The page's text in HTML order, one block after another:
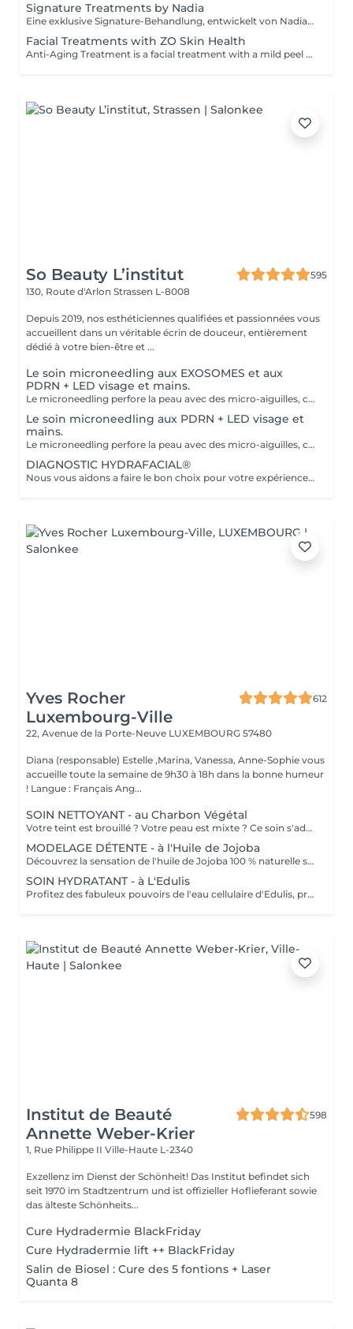
Signature Treatments by Nadia
Eine exklusive Signature-Behandlung, entwickelt von Nadia, unserer Kosmetikerin, speziell für die empfindliche Augen- und Hals-/Dekolletépartie. Sie spendet intensive Feuchtigkeit und verbessert die Elastizität der Haut, wodurch Festigkeit, Geschmeidigkeit und ein sichtbar frischeres, revitalisiertes Hautbild gefördert werden. Die Behandlung hilft, das Erscheinungsbild feiner Linien zu reduzieren, verleiht der Augenpartie einen sanften aufhellenden Effekt und sorgt für ein natürliches Lifting-Ergebnis für einen erholten Blick und ein jugendlicheres Aussehen. Eine weitere Option kombiniert die intensive Feuchtigkeitspflege für Augen- und Halsbereich mit einer vollständigen Gesichtsbehandlung und bietet so ein besonders umfassendes Pflegeerlebnis.
Facial Treatments with ZO Skin Health
Anti-Aging Treatment is a facial treatment with a mild peel designed to restore hydration, smooth dry, rough texture, soften lines and strengthen skin to prevent future aging and skin damage. Redness Treatment is a facial treatment with a mild peel designed to calm skin and minimize symptoms associated with red, sensitized skin, including rosacea. Ultra Hydration Treatment is a facial treatment with a mild peel designed to soothe skin and restore hydration in dry, dehydrated skin. Skin Brightening Treatment is a facial treatment with a mild peel designed to target mild discoloration and restore a more even skin tone. Acne + Oil Control Treatment is a facial treatment with a mild peel to decongest pores, absorb excess surface oil, target blemishes and prevent future breakouts. Enzyme Facial Treatment is a gentle, effective facial treatment with enzymatic exfoliation to revive dull skin, replenish hydration, soothe skin and restore healthy skin barrier to strengthen skin. Stimulator Peel is the perfect lunchtime peel, gentle enough for all skin types. An effective blend of AHAs provide immediately healthier, glowing skin with no downtime. Added antioxidants and anti-irritants neutralize free radicals and calm the skin.
So Beauty L’institut
595
130, Route d'Arlon Strassen L-8008
Depuis 2019, nos esthéticiennes qualifiées et passionnées vous
accueillent dans un véritable écrin de douceur, entièrement
dédié à votre bien-être et ...
Le soin microneedling aux EXOSOMES et aux
PDRN + LED visage et mains.
Le microneedling perfore la peau avec des micro-aiguilles, créant des micro-canaux qui permettent à un sérum actif (PDRN ou exosomes) de pénétrer en profondeur dans le derme. C'est ce qu'on appelle un soin « biostimulateur » : on ne remplit pas, on stimule la peau pour qu'elle se régénère elle-même. L'association des exosomes et du PDRN (Polydésoxyribonucléotide) est une révolution anti-âge. Il représente le protocole de régénération cutanée le plus avancé en médecine esthétique. Cette synergie permet de stimuler le renouvellement cellulaire de façon accélérée, d'atténuer les cicatrices et de lifter le teint sans chirurgie. C'est une synergie régénératrice puissante, ces deux actifs maximisent la réparation tissulaire et l'éclat du teint. Idéale pour les peaux: matures , avec des dommages solaires importants, des cicatrices, une perte de fermeté. Soin plus puissant que le PDRN . Pour optimiser les effets du soin, nous appliquerons la lumière LED sur le visage. Profitez, également, d'un traitement anti-âge à la lumière Led pour les mains.
Le soin microneedling aux PDRN + LED visage et
mains.
Le microneedling perfore la peau avec des micro-aiguilles, créant des micro-canaux qui permettent à un sérum actif (PDRN ou exosomes) de pénétrer en profondeur dans le derme. C'est ce qu'on appelle un soin « biostimulateur » : on ne remplit pas, on stimule la peau pour qu'elle se régénère elle-même. Tandis que le sérum PDRN pénètre profondément pour stimuler la réparation cellulaire, accélérer la cicatrisation et booster la production de collagène. Pour optimiser les effets du soin, nous appliquerons la lumière LED sur le visage. Profitez, également, d'un traitement anti-âge à la lumière Led pour les mains.
DIAGNOSTIC HYDRAFACIAL®
Nous vous aidons a faire le bon choix pour votre expérience HYDRAFACIAL®
Yves Rocher
Luxembourg-Ville
612
22, Avenue de la Porte-Neuve LUXEMBOURG 57480
Diana (responsable) Estelle ,Marina, Vanessa, Anne-Sophie vous
accueille toute la semaine de 9h30 à 18h dans la bonne humeur
! Langue : Français Ang...
SOIN NETTOYANT - au Charbon Végétal
Votre teint est brouillé ? Votre peau est mixte ? Ce soin s'adresse à vous. Votre peau est nettoyée par une exfoliation douce, sous vapeur, complétée par une extraction des comédons. Pour finir, l'application d'un masque purifie la zone médiane (front, nez, menton), et hydrate le reste de votre visage. Bénéfices : Detoxifié et hydraté, votre visage retrouve un teint unifié, frais et lumineux.
MODELAGE DÉTENTE - à l'Huile de Jojoba
Découvrez la sensation de l'huile de Jojoba 100 % naturelle sur votre peau. Nourrie, votre peau retrouve tout son confort. Libéré de ses tensions grâce aux mains habiles de notre esthéticienne, votre visage est détendu. Bénéfices : Nourrie, votre peau retrouve tout son confort.
SOIN HYDRATANT - à L'Edulis
Profitez des fabuleux pouvoirs de l'eau cellulaire d'Edulis, précieuse source d'hydratation continue. Après la brumisation du Sérum concentré en eau cellulaire, le Masque Crème ressourçant se transforme en une texture soyeuse qui fond sur votre peau sous le délicat modelage de notre esthéticienne. Bénéfices : Gorgée d'eau, votre peau retrouve douceur, souplesse et éclat. Retrouvez le confort dune peau hydratée en continu.
Institut de Beauté
Annette Weber-Krier
598
1, Rue Philippe II Ville-Haute L-2340
Exzellenz im Dienst der Schönheit! Das Institut befindet sich
seit 1970 im Stadtzentrum und ist offizieller Hoflieferant sowie
das älteste Schönheits...
Cure Hydradermie BlackFriday
Cure Hydradermie lift ++ BlackFriday
Salin de Biosel : Cure des 5 fontions + Laser
Quanta 8